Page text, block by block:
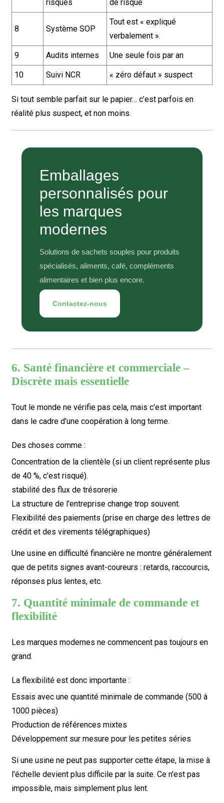
risques de risque
8 Système SOP
Tout est « expliqué
verbalement ».
9 Audits internes Une seule fois par an
10 Suivi NCR « zéro défaut » suspect
Si tout semble parfait sur le papier… c’est parfois en
réalité plus suspect, et non moins.
Emballages
personnalisés pour
les marques
modernes
Solutions de sachets souples pour produits
spécialisés, aliments, café, compléments
alimentaires et bien plus encore.
Contactez-nous
6. Santé financière et commerciale –
Discrète mais essentielle
Tout le monde ne vérifie pas cela, mais c'est important
dans le cadre d'une coopération à long terme.
Des choses comme :
Concentration de la clientèle (si un client représente plus
de 40 %, c'est risqué).
stabilité des flux de trésorerie
La structure de l'entreprise change trop souvent.
Flexibilité des paiements (prise en charge des lettres de
crédit et des virements télégraphiques)
Une usine en difficulté financière ne montre généralement
que de petits signes avant-coureurs : retards, raccourcis,
réponses plus lentes, etc.
7. Quantité minimale de commande et
flexibilité
Les marques modernes ne commencent pas toujours en
grand.
La flexibilité est donc importante :
Essais avec une quantité minimale de commande (500 à
1000 pièces)
Production de références mixtes
Développement sur mesure pour les petites séries
Si une usine ne peut pas supporter cette étape, la mise à
l'échelle devient plus difficile par la suite. Ce n'est pas
impossible, mais simplement plus lent.